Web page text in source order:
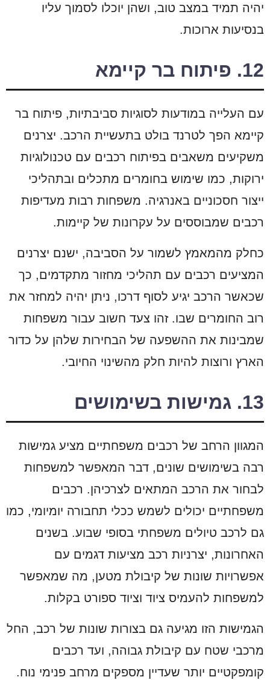
יהיה תמיד במצב טוב, ושהן יוכלו לסמוך עליו
בנסיעות ארוכות.
12. פיתוח בר קיימא
עם העלייה במודעות לסוגיות סביבתיות, פיתוח בר
קיימא הפך לטרנד בולט בתעשיית הרכב. יצרנים
משקיעים משאבים בפיתוח רכבים עם טכנולוגיות
ירוקות, כמו שימוש בחומרים מתכלים ובתהליכי
ייצור חסכוניים באנרגיה. משפחות רבות מעדיפות
רכבים שמבוססים על עקרונות של קיימות.
כחלק מהמאמץ לשמור על הסביבה, ישנם יצרנים
המציעים רכבים עם תהליכי מחזור מתקדמים, כך
שכאשר הרכב יגיע לסוף דרכו, ניתן יהיה למחזר את
רוב החומרים שבו. זהו צעד חשוב עבור משפחות
שמבינות את ההשפעה של הבחירות שלהן על כדור
הארץ ורוצות להיות חלק מהשינוי החיובי.
13. גמישות בשימושים
המגוון הרחב של רכבים משפחתיים מציע גמישות
רבה בשימושים שונים, דבר המאפשר למשפחות
לבחור את הרכב המתאים לצרכיהן. רכבים
משפחתיים יכולים לשמש ככלי תחבורה יומיומי, כמו
גם לרכב טיולים משפחתי בסופי שבוע. בשנים
האחרונות, יצרניות רכב מציעות דגמים עם
אפשרויות שונות של קיבולת מטען, מה שמאפשר
למשפחות להעמיס ציוד וציוד ספורט בקלות.
הגמישות הזו מגיעה גם בצורות שונות של רכב, החל
מרכבי שטח עם קיבולת גבוהה, ועד רכבים
קומפקטיים יותר שעדיין מספקים מרחב פנימי נוח.